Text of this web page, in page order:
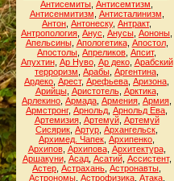
Антисемиты Антисемтизм
Антисенмитизм Антисталинизм
Антон Антонеску, Антракт,
Антропология Анус Анусы Аононы
Апельсины, Апологетика, Апостол,
Апостолы Апреликов Апсит,
Апухтин, Ар Нуво, Ар деко, Арабский
терроризм Арабы Аргентина
Ардеко Арест, Арефьева Аризона
Арийцы, Аристотель, Арктика,
Арлекино Армада Армения Армия
Армстронг, Арнольд Арнольд Ева
Артемизия, Артемуй, Артемуй
Сисярик Артур Архангельск
Архимед. Чапек Архипенко
Архипов, Архипова, Архитектура,
Аршакуни, Асад, Асатий, Ассистент,
Астер Астрахань Астронавты
Астрономы, Астрофизика, Атака,